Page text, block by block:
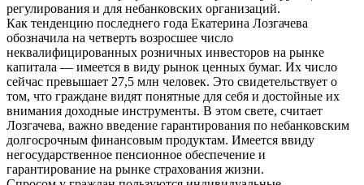
регулирования и для небанковских организаций.
Как тенденцию последнего года Екатерина Лозгачева
обозначила на четверть возросшее число
неквалифицированных розничных инвесторов на рынке
капитала — имеется в виду рынок ценных бумаг. Их число
сейчас превышает 27,5 млн человек. Это свидетельствует о
том, что граждане видят понятные для себя и достойные их
внимания доходные инструменты. В этом свете, считает
Лозгачева, важно введение гарантирования по небанковским
долгосрочным финансовым продуктам. Имеется ввиду
негосударственное пенсионное обеспечение и
гарантирование на рынке страхования жизни.